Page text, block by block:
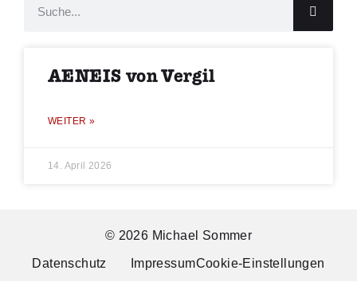
AENEIS von Vergil
WEITER »
14. April 2026
© 2026 Michael Sommer
Datenschutz ImpressumCookie-Einstellungen